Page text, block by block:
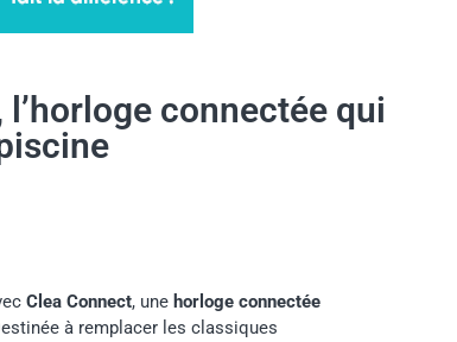
connectée qui
Clea Connect, une horloge connectée
à remplacer les classiques